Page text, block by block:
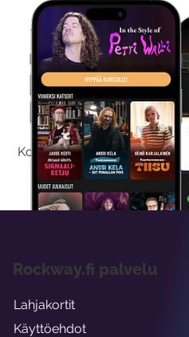
Kokeile
Kokeilemalla ilmaiseksi saat
viikon
Rockway.fi palvelu
Lahjakortit
Käyttöehdot